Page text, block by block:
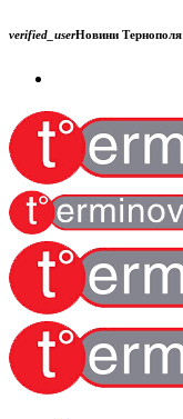
verified_userНовини Тернополя